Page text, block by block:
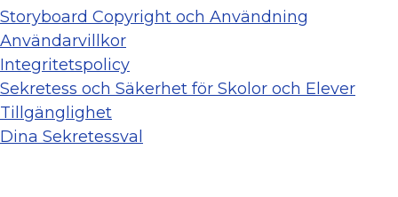
Storyboard Copyright och Användning
Användarvillkor
Integritetspolicy
Sekretess och Säkerhet för Skolor och Elever
Tillgänglighet
Dina Sekretessval